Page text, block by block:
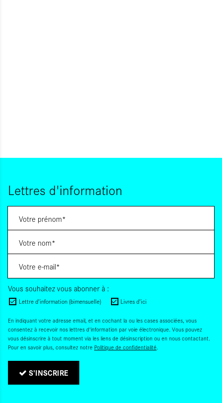
Lettres d'information
Vous souhaitez vous abonner à :
Lettre d'information (bimensuelle) Livres d'ici
En indiquant votre adresse email, et en cochant la ou les cases associées, vous
consentez à recevoir nos lettres d'information par voie électronique. Vous pouvez
vous désinscrire à tout moment via les liens de désinscription ou en nous contactant.
Pour en savoir plus, consultez notre Politique de confidentialité.
S'INSCRIRE